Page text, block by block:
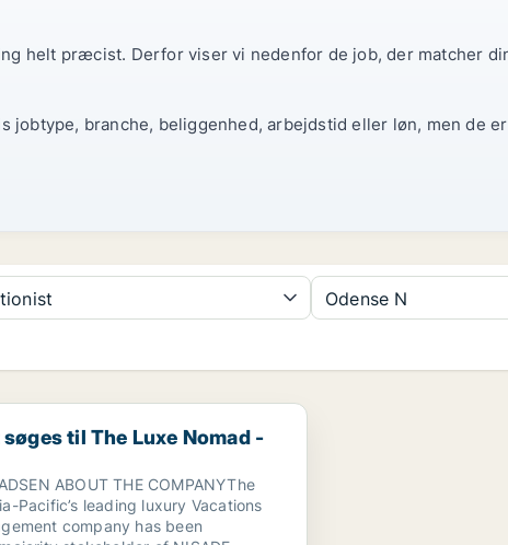
helt præcist. Derfor viser vi nedenfor de job, der matcher
jobtype, branche, beliggenhed, arbejdstid eller løn, men de
Odense N
til The Luxe Nomad - Japan
til The Luxe Nomad -
ABOUT THE COMPANYThe
Pacific’s leading luxury Vacations
company has been